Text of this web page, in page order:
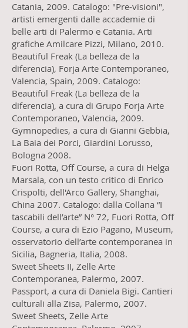
Catania, 2009. Catalogo: "Pre-visioni",
artisti emergenti dalle accademie di
belle arti di Palermo e Catania. Arti
grafiche Amilcare Pizzi, Milano, 2010.
Beautiful Freak (La belleza de la
diferencia), Forja Arte Contemporaneo,
Valencia, Spain, 2009. Catalogo:
Beautiful Freak (La belleza de la
diferencia), a cura di Grupo Forja Arte
Contemporaneo, Valencia, 2009.
Gymnopedies, a cura di Gianni Gebbia,
La Baia dei Porci, Giardini Lorusso,
Bologna 2008.
Fuori Rotta, Off Course, a cura di Helga
Marsala, con un testo critico di Enrico
Crispolti, dell'Arco Gallery, Shanghai,
China 2007. Catalogo: dalla Collana “I
tascabili dell’arte” N° 72, Fuori Rotta, Off
Course, a cura di Ezio Pagano, Museum,
osservatorio dell’arte contemporanea in
Sicilia, Bagneria, Italia, 2008.
Sweet Sheets II, Zelle Arte
Contemporanea, Palermo, 2007.
Passport, a cura di Daniela Bigi. Cantieri
culturali alla Zisa, Palermo, 2007.
Sweet Sheets, Zelle Arte